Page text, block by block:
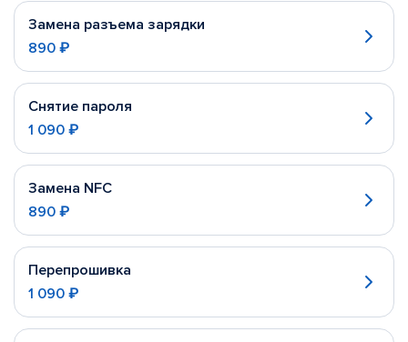
Замена разъема зарядки
890 ₽
Снятие пароля
1 090 ₽
Замена NFC
890 ₽
Перепрошивка
1 090 ₽